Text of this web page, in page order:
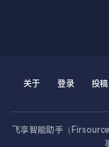
数据库
关于 登录 投稿
飞享智能助手（